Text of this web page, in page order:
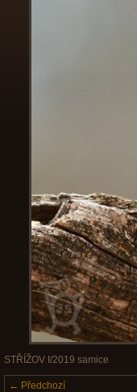
STŘÍŽOV I/2019 samice
← Předchozí